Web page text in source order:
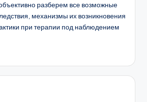
разберем все возможные
механизмы их возникновения
при терапии под наблюдением